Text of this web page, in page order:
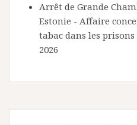
Arrêt de Grande
Estonie - Affaire
tabac dans les
2026